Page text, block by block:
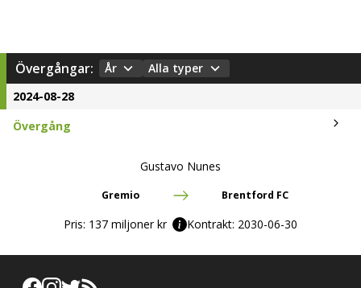
Övergångar: År
Alla typer
2024-08-28
Övergång
Gustavo Nunes
Gremio Brentford FC
Pris: 137 miljoner kr Kontrakt: 2030-06-30